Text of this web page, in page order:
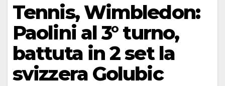
Tennis, Wimbledon:
Paolini al 3° turno,
battuta in 2 set la
svizzera Golubic